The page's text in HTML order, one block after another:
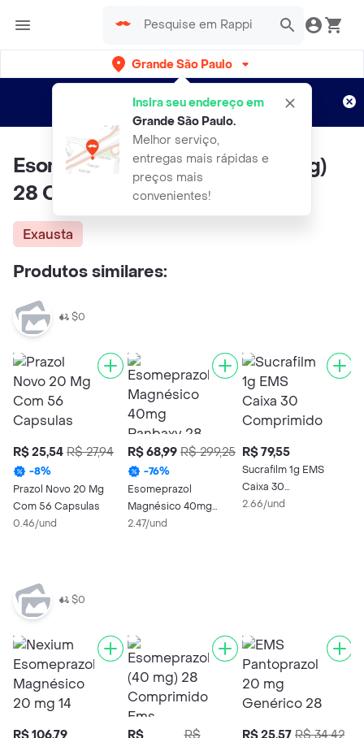
Grande São Paulo
Insira seu endereço em
Grande São Paulo.
Melhor serviço,
entregas mais rápidas e
preços mais
convenientes!
Entregas grátis por 15 dias!
Aplicam T&C
Esomeprazol Magnésico (20 mg)
28 Comprimidos Ranbaxy
Exausta
Produtos similares:
$0
R$ 25,54 R$ 27,94
-8%
Prazol Novo 20 Mg
Com 56 Capsulas
0.46/und
R$ 68,99 R$ 299,25
-76%
Esomeprazol
Magnésico 40mg
Ranbaxy 28
2.47/und
R$ 79,55
Sucrafilm 1g EMS
Caixa 30
Comprimidos
2.66/und
$0